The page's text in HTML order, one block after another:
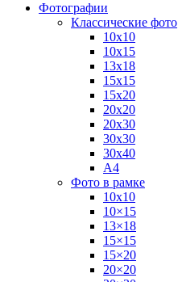
Фотографии
Классические фото
10х10
10х15
13х18
15х15
15х20
20х20
20х30
30х30
30х40
А4
Фото в рамке
10х10
10×15
13×18
15×15
15×20
20×20